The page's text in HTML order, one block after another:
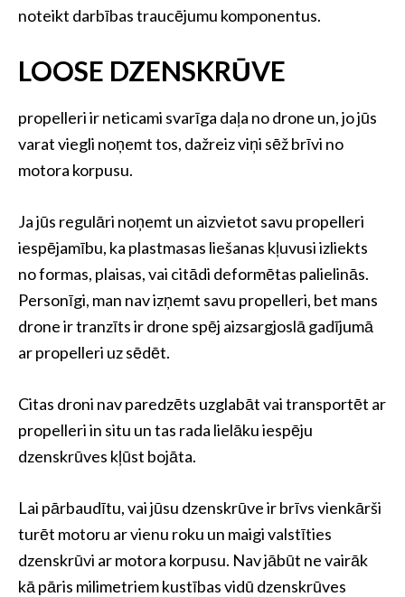
noteikt darbības traucējumu komponentus.
LOOSE DZENSKRŪVE
propelleri ir neticami svarīga daļa no drone un, jo jūs
varat viegli noņemt tos, dažreiz viņi sēž brīvi no
motora korpusu.
Ja jūs regulāri noņemt un aizvietot savu propelleri
iespējamību, ka plastmasas liešanas kļuvusi izliekts
no formas, plaisas, vai citādi deformētas palielinās.
Personīgi, man nav izņemt savu propelleri, bet mans
drone ir tranzīts ir drone spēj aizsargjoslā gadījumā
ar propelleri uz sēdēt.
Citas droni nav paredzēts uzglabāt vai transportēt ar
propelleri in situ un tas rada lielāku iespēju
dzenskrūves kļūst bojāta.
Lai pārbaudītu, vai jūsu dzenskrūve ir brīvs vienkārši
turēt motoru ar vienu roku un maigi valstīties
dzenskrūvi ar motora korpusu. Nav jābūt ne vairāk
kā pāris milimetriem kustības vidū dzenskrūves